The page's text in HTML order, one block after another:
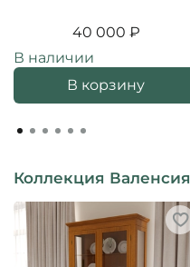
40 000 ₽
В наличии
В корзину
Коллекция Валенсия